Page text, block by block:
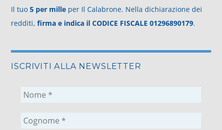
Il tuo5 per mille per Il Calabrone. Nella dichiarazione dei
redditi,firma e indica il CODICE FISCALE 01296890179.
ISCRIVITI ALLA NEWSLETTER